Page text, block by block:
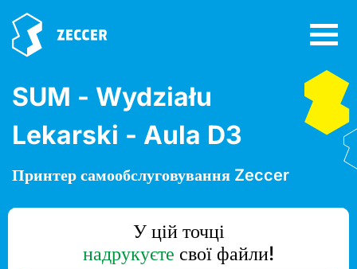
SUM - Wydziału
Lekarski - Aula D3
Принтер самообслуговування Zeccer
У цій точці
надрукуєте свої файли!